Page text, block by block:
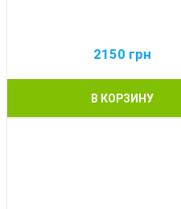
2150 грн
В КОРЗИНУ